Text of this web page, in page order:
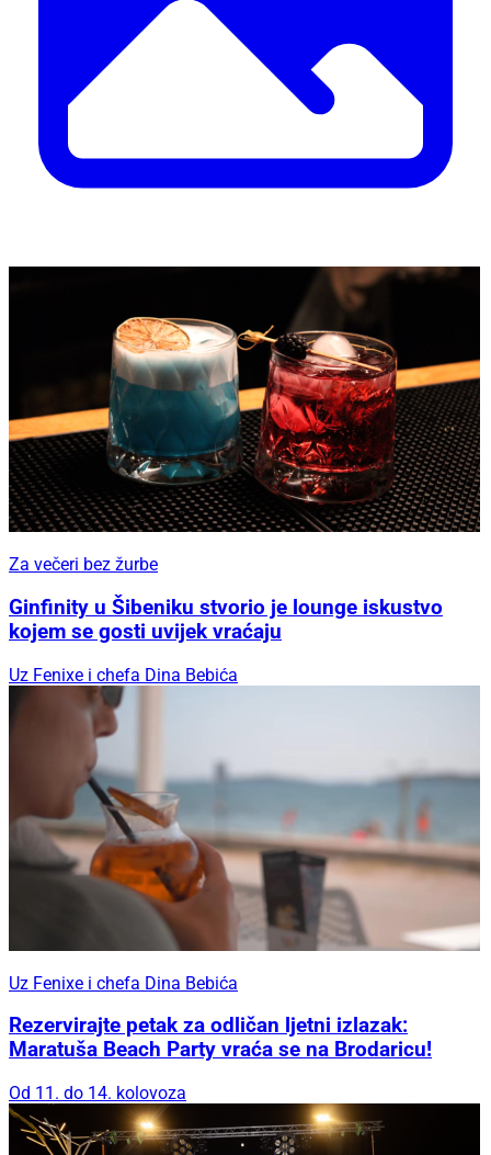
Za večeri bez žurbe
Ginfinity u Šibeniku stvorio je lounge iskustvo
kojem se gosti uvijek vraćaju
Uz Fenixe i chefa Dina Bebića
Uz Fenixe i chefa Dina Bebića
Rezervirajte petak za odličan ljetni izlazak:
Maratuša Beach Party vraća se na Brodaricu!
Od 11. do 14. kolovoza